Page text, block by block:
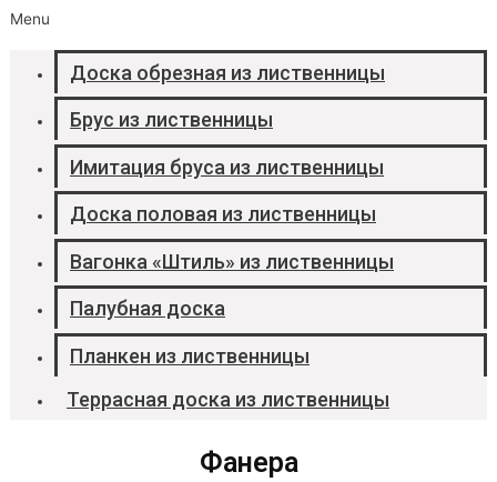
Menu
Доска обрезная из лиственницы
Брус из лиственницы
Имитация бруса из лиственницы
Доска половая из лиственницы
Вагонка «Штиль» из лиственницы
Палубная доска
Планкен из лиственницы
Террасная доска из лиственницы
Фанера